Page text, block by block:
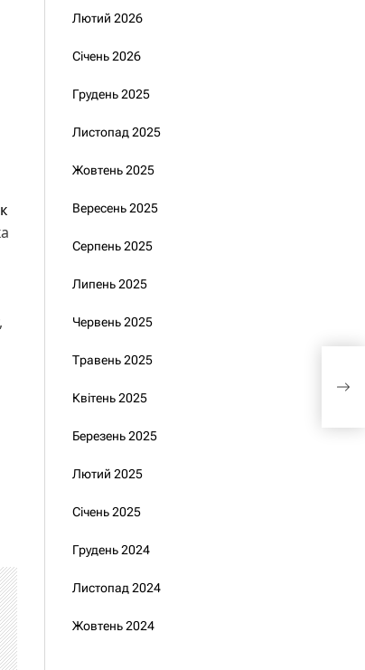
Лютий 2026
Січень 2026
Грудень 2025
Листопад 2025
Жовтень 2025
Вересень 2025
Серпень 2025
Липень 2025
Червень 2025
Травень 2025
Квітень 2025
Березень 2025
Лютий 2025
Січень 2025
Грудень 2024
Листопад 2024
Жовтень 2024